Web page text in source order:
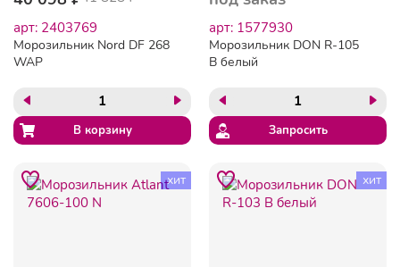
арт: 2403769
Морозильник Nord DF 268
WAP
арт: 1577930
Морозильник DON R-105
B белый
Запросить
хит хит